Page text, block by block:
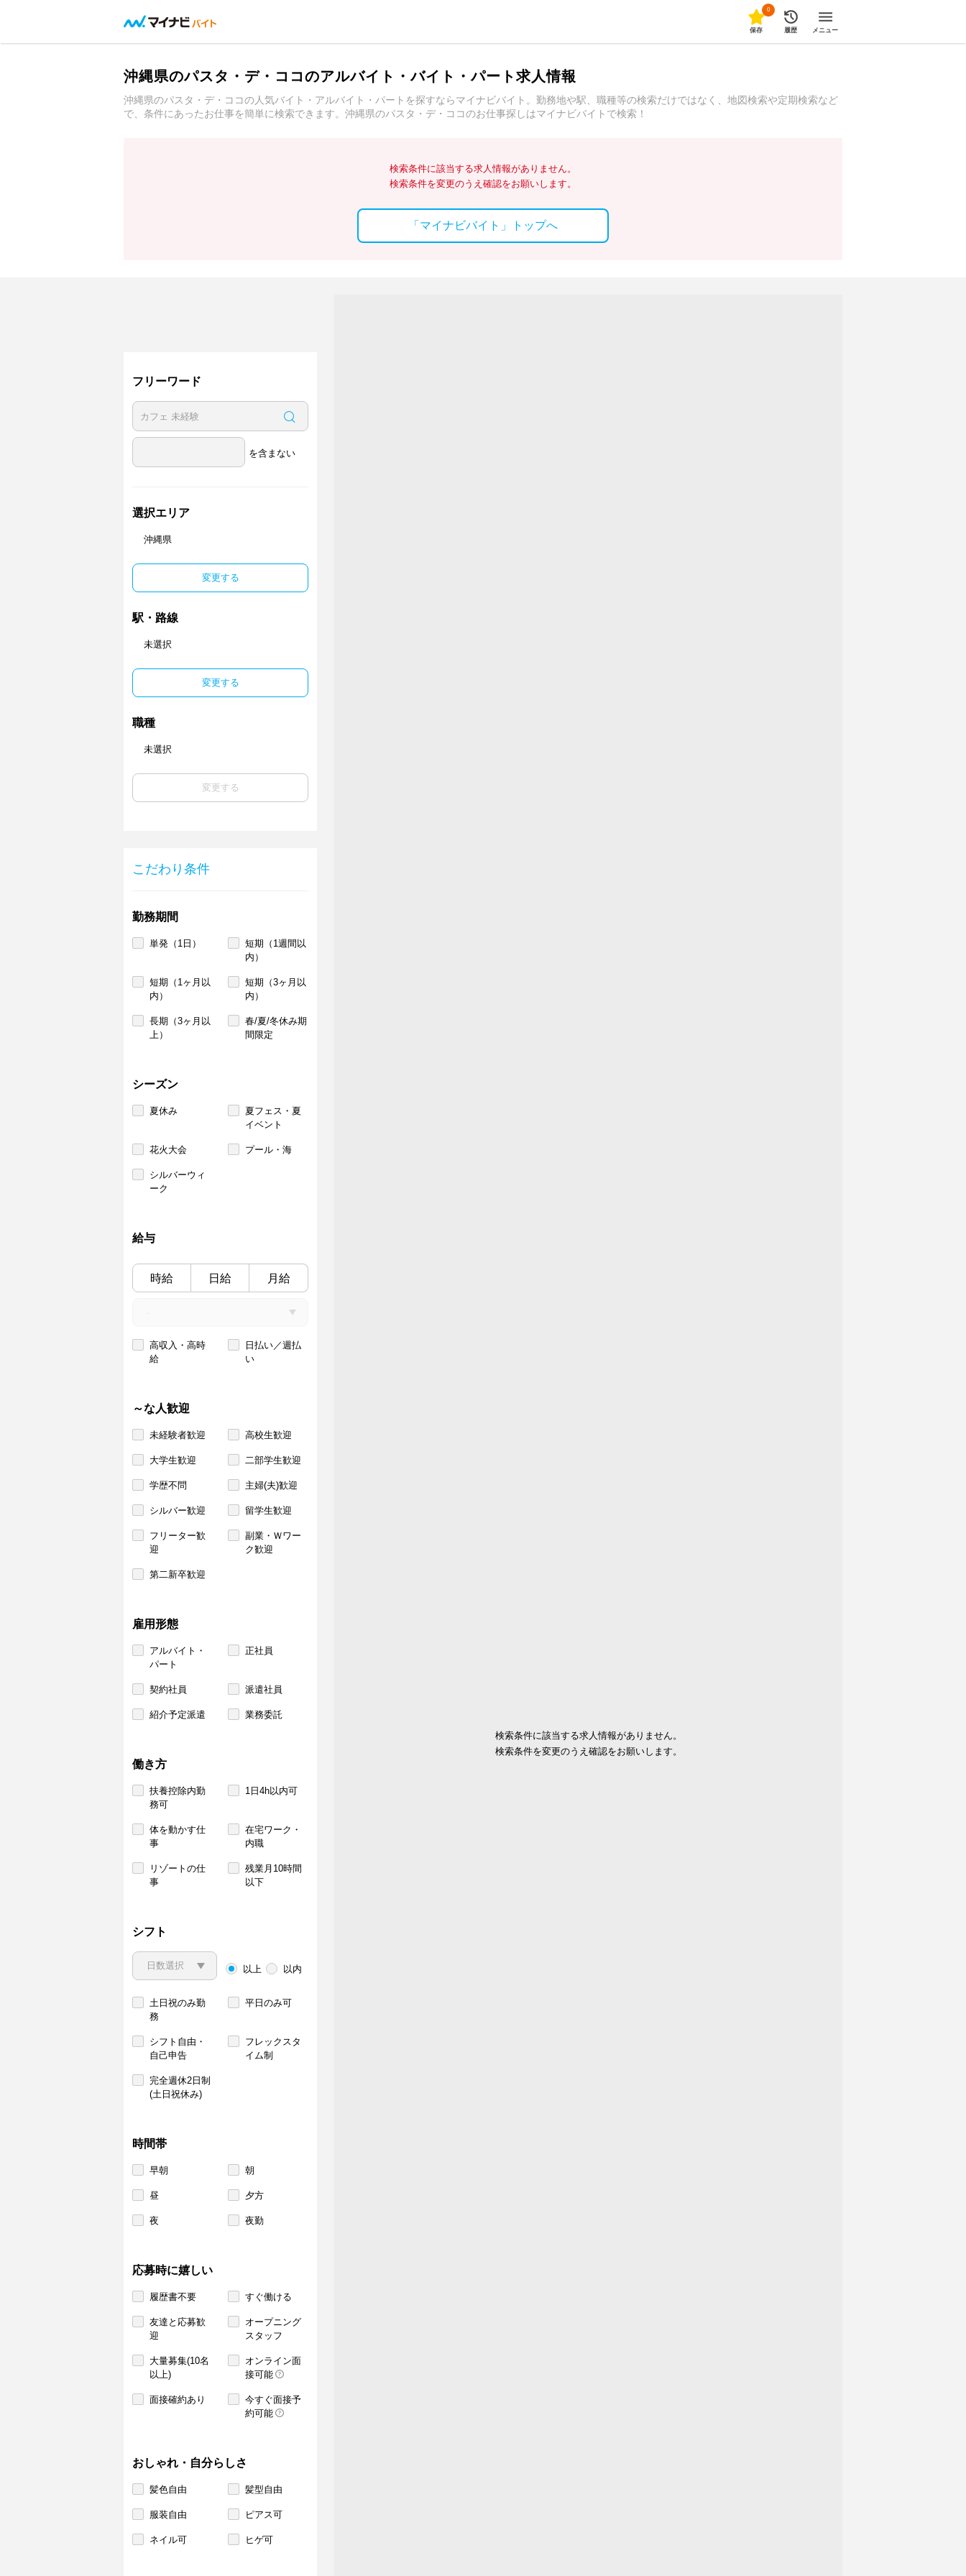
0
保存 履歴 メニュー
沖縄県のパスタ・デ・ココのアルバイト・バイト・パート求人情報
沖縄県のパスタ・デ・ココの人気バイト・アルバイト・パートを探すならマイナビバイト。勤務地や駅、職種等の検索だけではなく、地図検索や定期検索など
で、条件にあったお仕事を簡単に検索できます。沖縄県のパスタ・デ・ココのお仕事探しはマイナビバイトで検索！
検索条件に該当する求人情報がありません。
検索条件を変更のうえ確認をお願いします。
「マイナビバイト」トップへ
フリーワード
を含まない
選択エリア
沖縄県
変更する
駅・路線
未選択
変更する
職種
未選択
変更する
こだわり条件
勤務期間
単発（1日）
短期（1週間以
内）
短期（1ヶ月以
内）
短期（3ヶ月以
内）
長期（3ヶ月以
上）
春/夏/冬休み期
間限定
シーズン
夏休み
夏フェス・夏
イベント
花火大会 プール・海
シルバーウィ
ーク
給与
時給 日給 月給
高収入・高時
給
日払い／週払
い
～な人歓迎
未経験者歓迎 高校生歓迎
大学生歓迎 二部学生歓迎
学歴不問 主婦(夫)歓迎
シルバー歓迎 留学生歓迎
フリーター歓
迎
副業・Ｗワー
ク歓迎
第二新卒歓迎
雇用形態
アルバイト・
パート
正社員
契約社員 派遣社員
紹介予定派遣 業務委託
働き方
扶養控除内勤
務可
1日4h以内可
体を動かす仕
事
在宅ワーク・
内職
リゾートの仕
事
残業月10時間
以下
シフト
以上 以内
土日祝のみ勤
務
平日のみ可
シフト自由・
自己申告
フレックスタ
イム制
完全週休2日制
(土日祝休み)
時間帯
早朝 朝
昼 夕方
夜 夜勤
応募時に嬉しい
履歴書不要 すぐ働ける
友達と応募歓
迎
オープニング
スタッフ
大量募集(10名
以上)
オンライン面
接可能
面接確約あり
今すぐ面接予
約可能
おしゃれ・自分らしさ
髪色自由 髪型自由
服装自由 ピアス可
ネイル可 ヒゲ可
検索条件に該当する求人情報がありません。
検索条件を変更のうえ確認をお願いします。